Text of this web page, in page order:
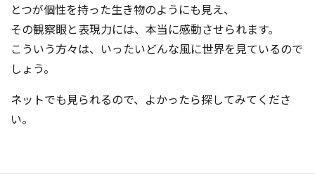
とつが個性を持った生き物のようにも見え、
その観察眼と表現力には、本当に感動させられます。
こういう方々は、いったいどんな風に世界を見ているので
しょう。
ネットでも見られるので、よかったら探してみてくださ
い。